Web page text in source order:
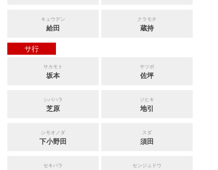
キュウデン
給田
クラモチ
蔵持
サ行
サカモト
坂本
サツボ
佐坪
シバハラ
芝原
ジヒキ
地引
シモオノダ
下小野田
スダ
須田
セキバラ センジュドウ